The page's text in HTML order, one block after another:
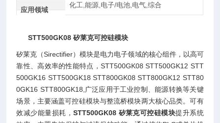
应用领域
化工,能源,电子/电池,电气,综合
STT500GK08 矽莱克可控硅模块
矽莱克（Sirectifier）模块是电力电子领域的核心组件，以高可
靠性、高效率的性能特点，STT500GK08 STT500GK12 STT
500GK16 STT500GK18 STT800GK08 STT800GK12 STT80
0GK16 STT800GK18,广泛应用于工业控制、能源转换等关键
场景，主要涵盖可控硅模块与整流桥模块两大核心品类。可有
效减少能量损耗，STT500GK08 矽莱克可控硅模块提升系统